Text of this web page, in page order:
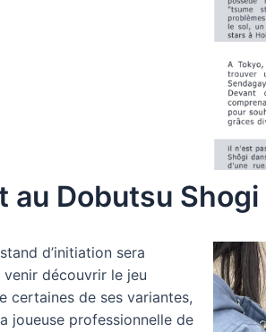
au Dobutsu Shogi
d’initiation sera
découvrir le jeu
certaines de ses variantes,
joueuse professionnelle de